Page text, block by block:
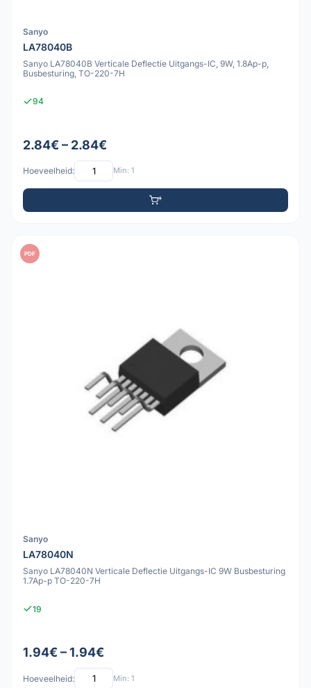
Sanyo
LA78040B
Sanyo LA78040B Verticale Deflectie Uitgangs-IC, 9W, 1.8Ap-p,
Busbesturing, TO-220-7H
94
2.84€ – 2.84€
Hoeveelheid: Min: 1
PDF
Sanyo
LA78040N
Sanyo LA78040N Verticale Deflectie Uitgangs-IC 9W Busbesturing
1.7Ap-p TO-220-7H
19
1.94€ – 1.94€
Hoeveelheid: Min: 1